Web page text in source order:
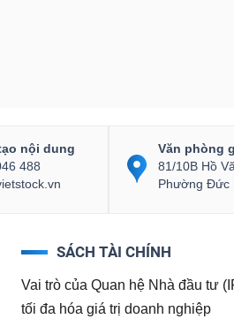
nội dung
488
Văn phòng
81/10B Hồ
Phường Đức
SÁCH TÀI CHÍNH
Vai trò của Quan hệ Nhà đầu tư
tối đa hóa giá trị doanh nghiệp